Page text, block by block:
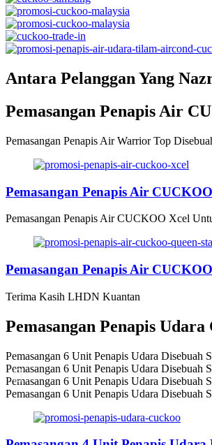
Antara Pelanggan Yang
Pemasangan Penapis Air
Pemasangan Penapis Air Warrior Top
Pemasangan Penapis Air
Pemasangan Penapis Air CUCKOO Xcel
Pemasangan Penapis Air
Terima Kasih LHDN Kuantan
Pemasangan Penapis
Pemasangan 6 Unit Penapis Udara Disebuah
Pemasangan 6 Unit Penapis Udara Disebuah
Pemasangan 6 Unit Penapis Udara Disebuah
Pemasangan 6 Unit Penapis Udara Disebuah